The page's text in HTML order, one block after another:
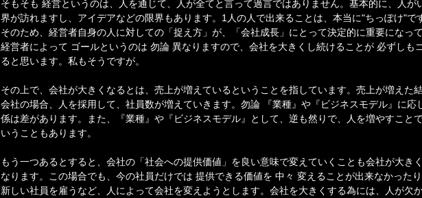
そもそも 経営というのは、人を通じて、人が全てと言って過言ではありません。基本的に、人が
界が訪れますし、アイデアなどの限界もあります。1人の人で出来ることは、本当に"ちっぽけ"で
そのため、経営者自身の人に対しての「捉え方」が、「会社成長」にとって決定的に重要になっ
経営者によって ゴールというのは 勿論 異なりますので、会社を大きくし続けることが 必ずしも
ると思います。私もそうですが。
その上で、会社が大きくなるとは、売上が増えているということを指しています。売上が増えた
会社の場合、人を採用して、社員数が増えていきます。勿論 『業種』や『ビジネスモデル』に応
係は差があります。また、『業種』や『ビジネスモデル』として、逆も然りで、人を増やすこと
いうこともあります。
もう一つあるとすると、会社の「社会への提供価値」を良い意味で変えていくことも会社が大き
なります。この場合でも、今の社員だけでは 提供できる価値を 中々 変えることが出来なかった
新しい社員を雇うなど、人によって会社を変えようとします。会社を大きくする為には、人が欠